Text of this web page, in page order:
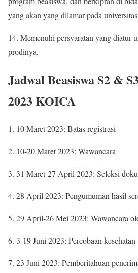
yang akan yang dilamar pada universitas
14. Memenuhi persyaratan yang diatur
prodinya.
Jadwal Beasiswa S2 &
2023 KOICA
1. 10 Maret 2023: Batas registrasi
2. 10-20 Maret 2023: Wawancara
3. 31 Maret-27 April 2023: Seleksi
4. 28 April 2023: Pengumuman hasil
5. 29 April-26 Mei 2023: Wawancara
6. 3-19 Juni 2023: Percobaan kesehatan
7. 23 Juni 2023: Pemberitahuan